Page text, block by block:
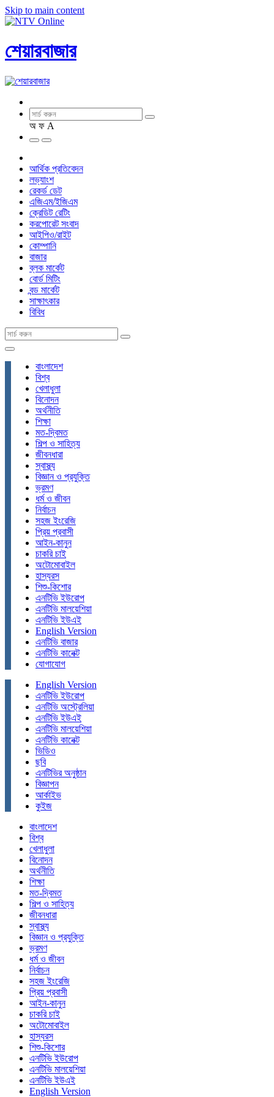
Skip to main content
শেয়ারবাজার
অ ফ A
আর্থিক প্রতিবেদন
লভ্যাংশ
রেকর্ড ডেট
এজিএম/ইজিএম
ক্রেডিট রেটিং
করপোরেট সংবাদ
আইপিও/রাইট
কোম্পানি
বাজার
ব্লক মার্কেট
বোর্ড মিটিং
বন্ড মার্কেট
সাক্ষাৎকার
বিবিধ
বাংলাদেশ
বিশ্ব
খেলাধুলা
বিনোদন
অর্থনীতি
শিক্ষা
মত-দ্বিমত
শিল্প ও সাহিত্য
জীবনধারা
স্বাস্থ্য
বিজ্ঞান ও প্রযুক্তি
ভ্রমণ
ধর্ম ও জীবন
নির্বাচন
সহজ ইংরেজি
প্রিয় প্রবাসী
আইন-কানুন
চাকরি চাই
অটোমোবাইল
হাস্যরস
শিশু-কিশোর
এনটিভি ইউরোপ
এনটিভি মালয়েশিয়া
এনটিভি ইউএই
English Version
এনটিভি বাজার
এনটিভি কানেক্ট
যোগাযোগ
English Version
এনটিভি ইউরোপ
এনটিভি অস্ট্রেলিয়া
এনটিভি ইউএই
এনটিভি মালয়েশিয়া
এনটিভি কানেক্ট
ভিডিও
ছবি
এনটিভির অনুষ্ঠান
বিজ্ঞাপন
আর্কাইভ
কুইজ
বাংলাদেশ
বিশ্ব
খেলাধুলা
বিনোদন
অর্থনীতি
শিক্ষা
মত-দ্বিমত
শিল্প ও সাহিত্য
জীবনধারা
স্বাস্থ্য
বিজ্ঞান ও প্রযুক্তি
ভ্রমণ
ধর্ম ও জীবন
নির্বাচন
সহজ ইংরেজি
প্রিয় প্রবাসী
আইন-কানুন
চাকরি চাই
অটোমোবাইল
হাস্যরস
শিশু-কিশোর
এনটিভি ইউরোপ
এনটিভি মালয়েশিয়া
এনটিভি ইউএই
English Version